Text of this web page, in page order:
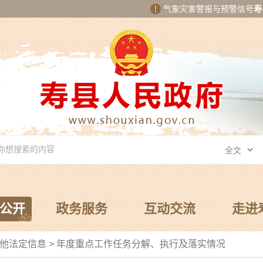
气象灾害警报与预警信号
开 政务服务 互动交流 走进
法定信息 > 年度重点工作任务分解、执行及落实情况